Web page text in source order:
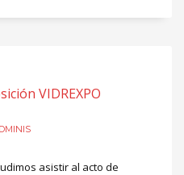
VIDREXPO
asistir al acto de